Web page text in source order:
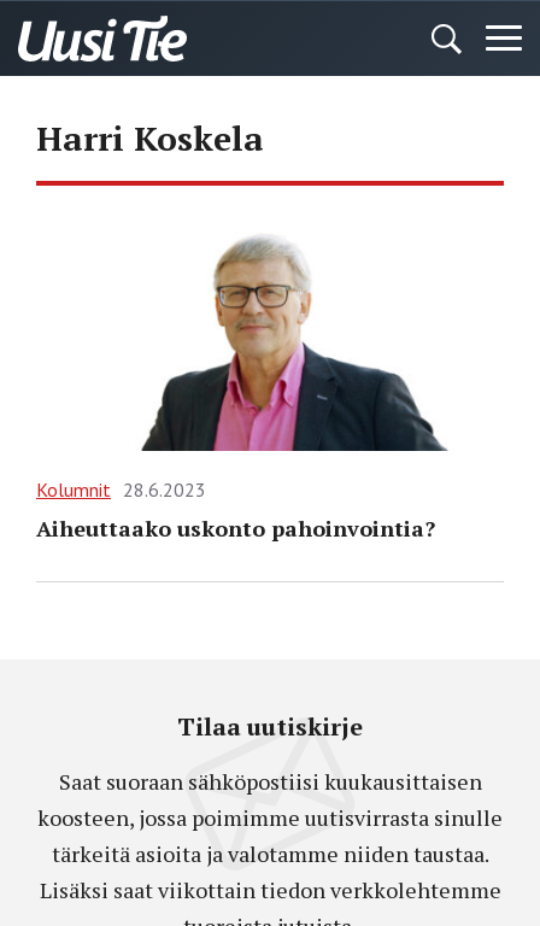
Harri Koskela
Kolumnit 28.6.2023
Aiheuttaako uskonto pahoinvointia?
Tilaa uutiskirje
Saat suoraan sähköpostiisi kuukausittaisen
koosteen, jossa poimimme uutisvirrasta sinulle
tärkeitä asioita ja valotamme niiden taustaa.
Lisäksi saat viikottain tiedon verkkolehtemme